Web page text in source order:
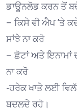
ਡਾਊਨਲੋਡ ਕਰਨ ਤੋਂ
– ਕਿਸੇ ਵੀ ਐਪ ’ਤੇ
ਸਾਂਝੇ ਨਾ ਕਰੋ
– ਛੋਟਾਂ ਅਤੇ ਇਨਾਮਾਂ
ਨਾ ਕਰੋ
-ਹਰੇਕ ਖਾਤੇ ਲਈ
ਬਦਲਦੇ ਰਹੋ।